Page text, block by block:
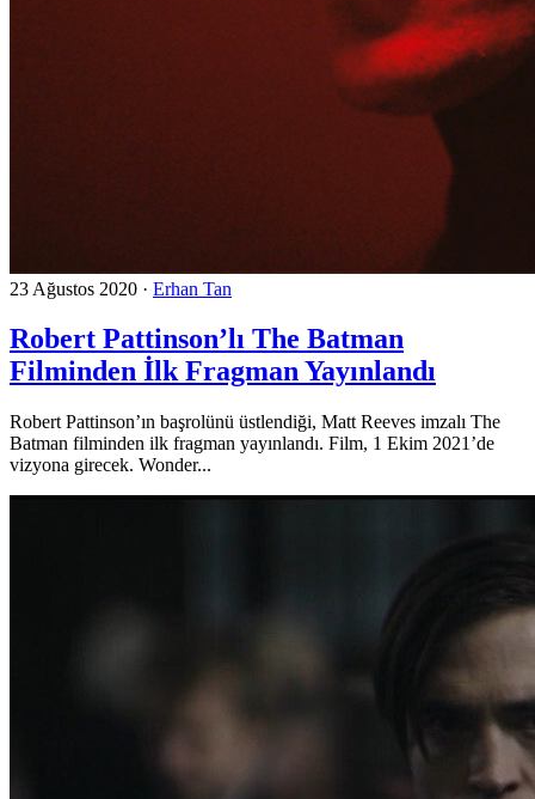
23 Ağustos 2020 · Erhan Tan
Robert Pattinson’lı The Batman
Filminden İlk Fragman Yayınlandı
Robert Pattinson’ın başrolünü üstlendiği, Matt Reeves imzalı The
Batman filminden ilk fragman yayınlandı. Film, 1 Ekim 2021’de
vizyona girecek. Wonder...